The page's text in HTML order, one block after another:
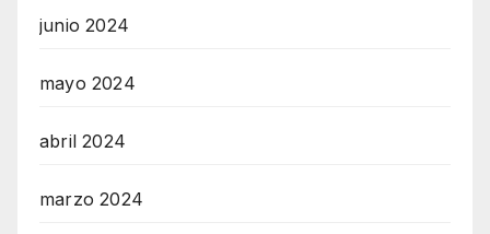
junio 2024
mayo 2024
abril 2024
marzo 2024